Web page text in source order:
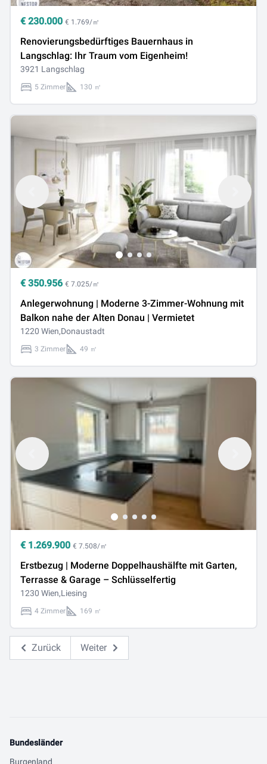
€ 230.000 € 1.769/㎡
Renovierungsbedürftiges Bauernhaus in
Langschlag: Ihr Traum vom Eigenheim!
3921 Langschlag
5 Zimmer 130 ㎡
€ 350.956 € 7.025/㎡
Anlegerwohnung | Moderne 3-Zimmer-Wohnung mit
Balkon nahe der Alten Donau | Vermietet
1220 Wien,Donaustadt
3 Zimmer 49 ㎡
€ 1.269.900 € 7.508/㎡
Erstbezug | Moderne Doppelhaushälfte mit Garten,
Terrasse & Garage – Schlüsselfertig
1230 Wien,Liesing
4 Zimmer 169 ㎡
Zurück Weiter
Bundesländer
Burgenland